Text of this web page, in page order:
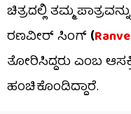
ಚಿತ್ರದಲ್ಲಿ ತಮ್ಮ
ರಣವೀರ್ ಸಿಂಗ್ (
ತೋರಿಸಿದ್ದರು ಎಂಬ
ಹಂಚಿಕೊಂಡಿದ್ದಾರೆ.